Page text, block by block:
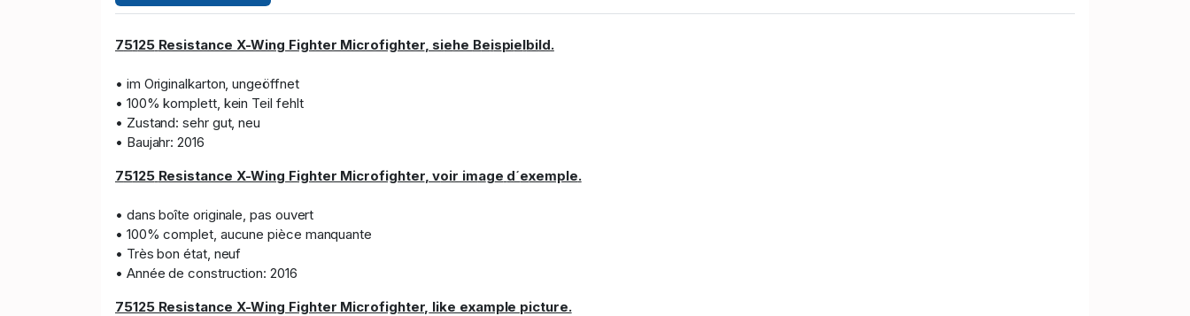
75125 Resistance X-Wing Fighter Microfighter, siehe Beispielbild.
• im Originalkarton, ungeöffnet
• 100% komplett, kein Teil fehlt
• Zustand: sehr gut, neu
• Baujahr: 2016
75125 Resistance X-Wing Fighter Microfighter, voir image d´exemple.
• dans boîte originale, pas ouvert
• 100% complet, aucune pièce manquante
• Très bon état, neuf
• Année de construction: 2016
75125 Resistance X-Wing Fighter Microfighter, like example picture.